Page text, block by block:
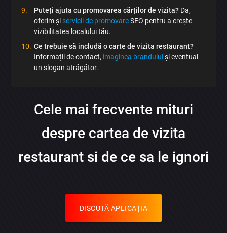
Puteți ajuta cu promovarea cărților de vizita? Da,
oferim șiservicii de promovareSEO pentru a crește
vizibilitatea localului tău.
Ce trebuie să includă o carte de vizita restaurant?
Informații de contact, imaginea branduluiși eventual
un slogan atrăgător.
Cele mai frecvente mituri
despre cartea de vizita
restaurant si de ce sa le ignori
DISCUTĂ APLICAȚIA